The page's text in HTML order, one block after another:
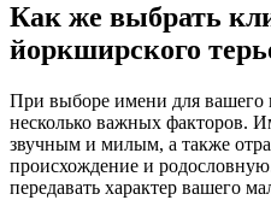
Как же выбрать
йоркширского
При выборе имени для вашего
несколько важных факторов.
звучным и милым, а также
происхождение и
передавать характер вашего